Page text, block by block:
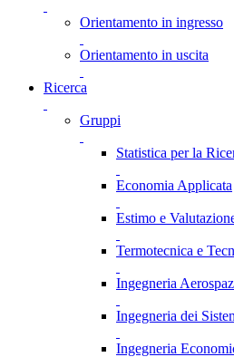
Orientamento in ingresso
Orientamento in uscita
Ricerca
Gruppi
Statistica per la
Economia Applicata
Estimo e
Termotecnica e
Ingegneria
Ingegneria dei
Ingegneria